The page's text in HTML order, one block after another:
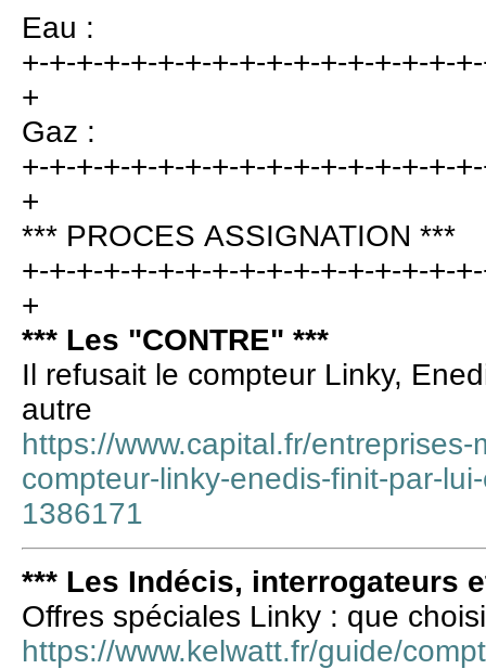
Eau :
+-+-+-+-+-+-+-+-+-+-+-+-+-+-+-+-
+
Gaz :
+-+-+-+-+-+-+-+-+-+-+-+-+-+-+-+-
+
*** PROCES ASSIGNATION ***
+-+-+-+-+-+-+-+-+-+-+-+-+-+-+-+-
+
*** Les "CONTRE" ***
Il refusait le compteur Linky,
autre
https://www.capital.fr/
compteur-linky-enedis-finit-par-
1386171
*** Les Indécis, interrogateurs
Offres spéciales Linky : que
https://www.kelwatt.fr/guide/